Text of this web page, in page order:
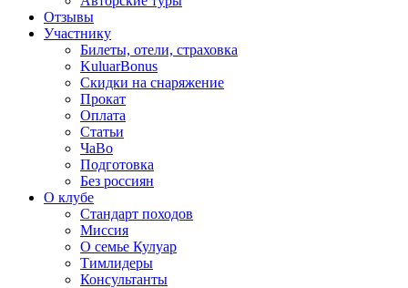
Отзывы
Участнику
Билеты, отели, страховка
KuluarBonus
Скидки на снаряжение
Прокат
Оплата
Статьи
ЧаВо
Подготовка
Без россиян
О клубе
Стандарт походов
Миссия
О семье Кулуар
Тимлидеры
Консультанты